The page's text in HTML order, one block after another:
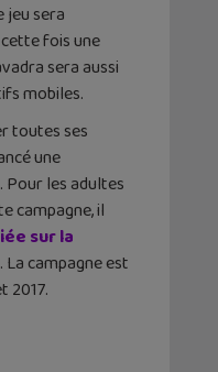
jeu sera
fois une
sera aussi
mobiles.
toutes ses
une
Pour les adultes
campagne, il
sur la
. La campagne est
2017.